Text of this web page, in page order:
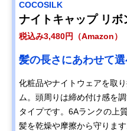
COCOSILK
ナイトキャップ リボ
税込み3,480円（Amazon）
髪の長さにあわせて
化粧品やナイトウェアを取
ム。頭周りは締め付け感を
タイプです。6Aランクの上
髪を乾燥や摩擦から守ります